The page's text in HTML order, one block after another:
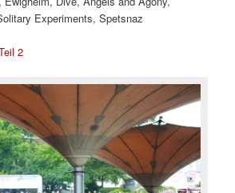
Experiments, Spetsnaz
2